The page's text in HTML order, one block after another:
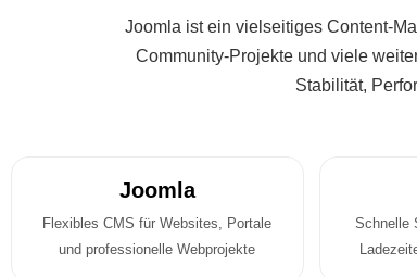
Joomla ist ein vielseitiges Content-
Community-Projekte und viele
Stabilität,
Joomla
Flexibles CMS für Websites, Portale
und professionelle Webprojekte
Schnelle